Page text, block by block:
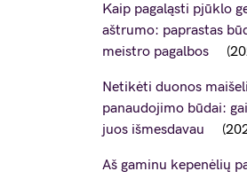
Kaip pagaląsti pjūklo
aštrumo: paprastas
meistro pagalbos
Netikėti duonos
panaudojimo būdai:
juos išmesdavau
Aš gaminu kepenėlių